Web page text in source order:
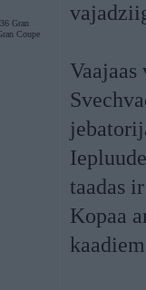
Gran
Coupe
taadas
Kopaa